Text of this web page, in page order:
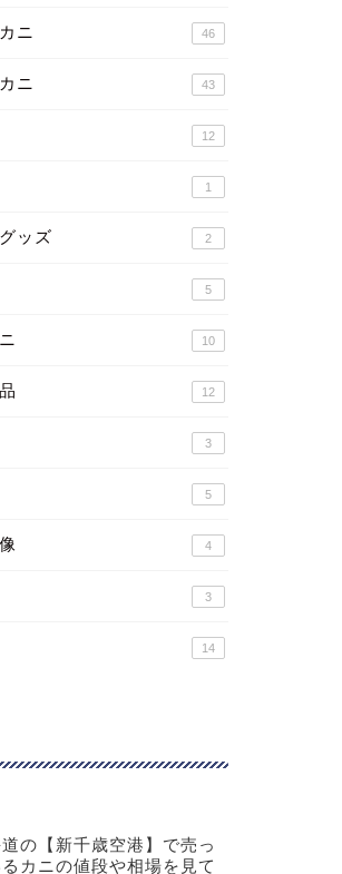
ニ 46
ニ 43
12
1
ッズ 2
5
10
12
3
5
4
3
14
の【新千歳空港】で売っ
カニの値段や相場を見て